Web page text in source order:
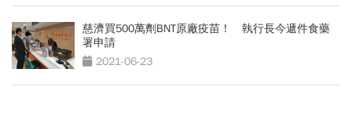
慈濟買500萬劑BNT原廠疫苗！ 執行長今遞件食藥
署申請
2021-06-23